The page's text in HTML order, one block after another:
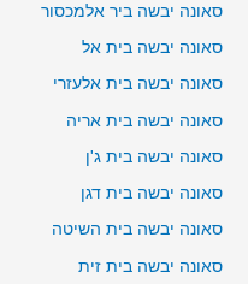
סאונה יבשה ביר אלמכסור
סאונה יבשה בית אל
סאונה יבשה בית אלעזרי
סאונה יבשה בית אריה
סאונה יבשה בית ג'ן
סאונה יבשה בית דגן
סאונה יבשה בית השיטה
סאונה יבשה בית זית